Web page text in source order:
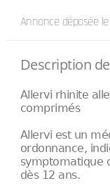
Annonce déposée
Description
Allervi rhinite
comprimés
Allervi est un
ordonnance,
symptomatique
dès 12 ans.